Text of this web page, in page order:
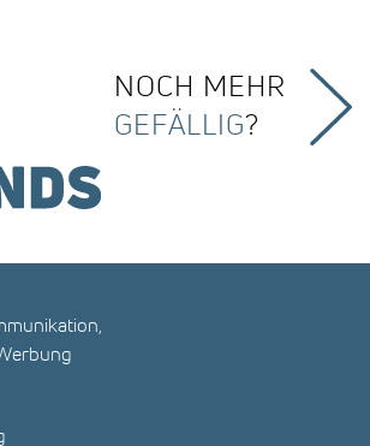
NOCH MEHR
GEFÄLLIG?